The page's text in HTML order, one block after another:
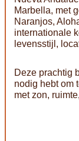
Marbella, met
Naranjos,
internationale
levensstijl,
Deze prachtig
nodig hebt om
met zon,